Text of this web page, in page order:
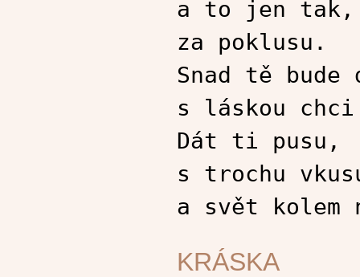
a to jen tak,
za poklusu.
Snad tě bude
s láskou
Dát ti pusu,
s trochu
a svět kolem
KRÁSKA